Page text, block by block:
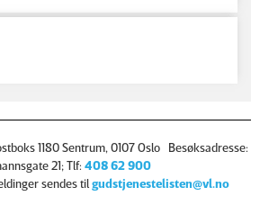
1180 Sentrum, 0107 Oslo Besøksadresse:
21; Tlf: 408 62 900
sendes tilgudstjenestelisten@vl.no